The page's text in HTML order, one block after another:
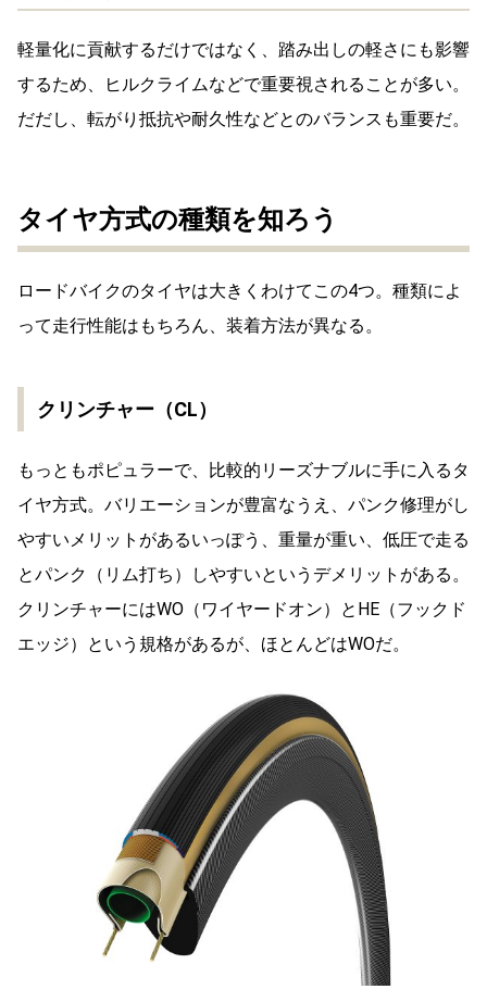
軽量化に貢献するだけではなく、踏み出しの軽さにも影響
するため、ヒルクライムなどで重要視されることが多い。
だだし、転がり抵抗や耐久性などとのバランスも重要だ。
タイヤ方式の種類を知ろう
ロードバイクのタイヤは大きくわけてこの4つ。種類によ
って走行性能はもちろん、装着方法が異なる。
クリンチャー（CL）
もっともポピュラーで、比較的リーズナブルに手に入るタ
イヤ方式。バリエーションが豊富なうえ、パンク修理がし
やすいメリットがあるいっぽう、重量が重い、低圧で走る
とパンク（リム打ち）しやすいというデメリットがある。
クリンチャーにはWO（ワイヤードオン）とHE（フックド
エッジ）という規格があるが、ほとんどはWOだ。